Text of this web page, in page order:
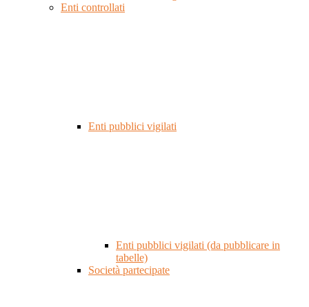
Enti controllati
Enti pubblici vigilati
Enti pubblici vigilati (da pubblicare in
tabelle)
Società partecipate